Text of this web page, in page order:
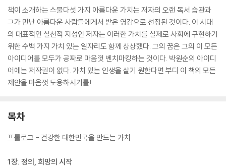
책이 소개하는 스물다섯 가지 아름다운 가치는 저자의 오랜 독서 습관과
그가 만난 아름다운 사람들에게서 받은 영감으로 선정된 것이다. 이 시대
의 대표적인 실천적 지성인 저자는 이러한 가치를 실제로 사회에 구현하기
위한 수백 가지 가치 있는 일자리도 함께 상상했다. 그의 꿈은 그의 이 모든
아이디어를 모두가 공짜로 마음껏 벤치마킹하는 것이다. 박원순의 아이디
어에는 저작권이 없다. 가치 있는 인생을 살기 원한다면 부디 이 책의 모든
제안을 마음껏 도용하시기를!
목차
프롤로그 - 건강한 대한민국을 만드는 가치
1장. 정의, 희망의 시작